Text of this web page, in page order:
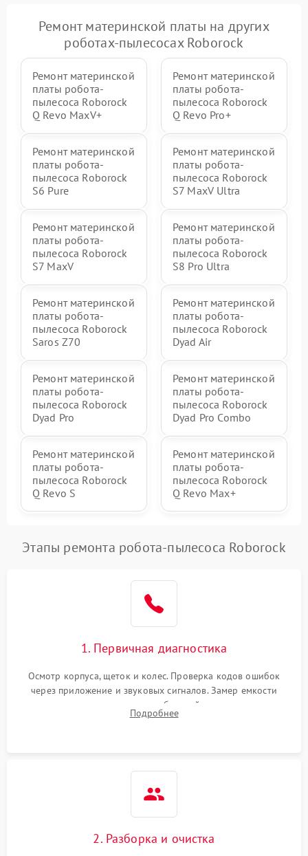
Ремонт материнской платы на других
роботах-пылесосах Roborock
Ремонт материнской
платы робота-
пылесоса Roborock
Q Revo MaxV+
Ремонт материнской
платы робота-
пылесоса Roborock
Q Revo Pro+
Ремонт материнской
платы робота-
пылесоса Roborock
S6 Pure
Ремонт материнской
платы робота-
пылесоса Roborock
S7 MaxV Ultra
Ремонт материнской
платы робота-
пылесоса Roborock
S7 MaxV
Ремонт материнской
платы робота-
пылесоса Roborock
S8 Pro Ultra
Ремонт материнской
платы робота-
пылесоса Roborock
Saros Z70
Ремонт материнской
платы робота-
пылесоса Roborock
Dyad Air
Ремонт материнской
платы робота-
пылесоса Roborock
Dyad Pro
Ремонт материнской
платы робота-
пылесоса Roborock
Dyad Pro Combo
Ремонт материнской
платы робота-
пылесоса Roborock
Q Revo S
Ремонт материнской
платы робота-
пылесоса Roborock
Q Revo Max+
Этапы ремонта робота-пылесоса Roborock
1. Первичная диагностика
Осмотр корпуса, щеток и колес. Проверка кодов ошибок
через приложение и звуковых сигналов. Замер емкости
аккумулятора и тестирование базовой станции зарядки.
Оценка работы лидара, бампера и датчиков падения для
Подробнее
2. Разборка и очистка